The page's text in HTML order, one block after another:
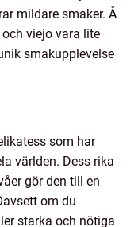
mildare smaker. Å
viejo vara lite
smakupplevelse
som har
världen. Dess rika
gör den till en
om du
starka och nötiga